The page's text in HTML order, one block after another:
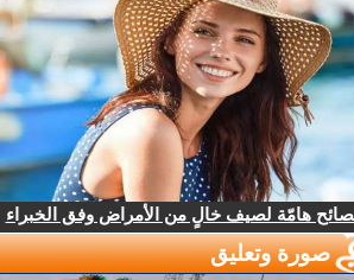
هامّة لصيف خالٍ من الأمراض وفق الخبراء
صورة وتعليق